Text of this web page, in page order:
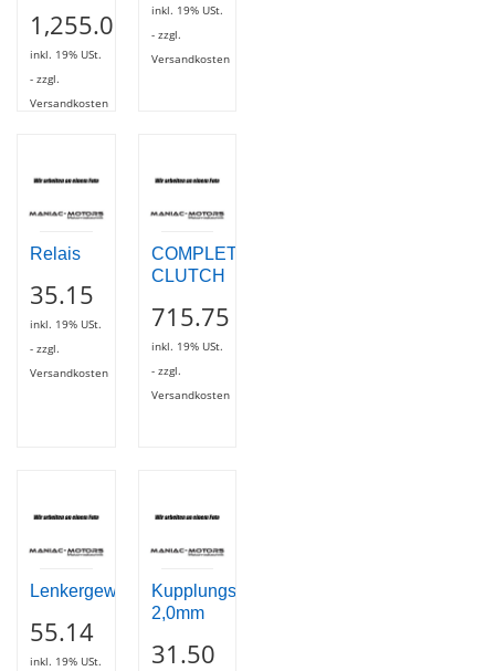
1,255.05
inkl. 19% USt.
- zzgl.
Versandkosten
inkl. 19% USt.
- zzgl.
Versandkosten
Relais
35.15
inkl. 19% USt.
- zzgl.
Versandkosten
COMPLETE
CLUTCH
715.75
inkl. 19% USt.
- zzgl.
Versandkosten
Lenkergewicht
55.14
inkl. 19% USt.
Kupplungsstahlscheibe
2,0mm
31.50